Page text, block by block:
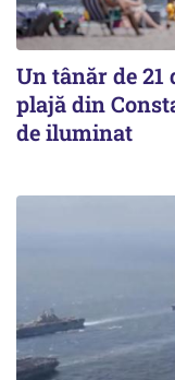
Un tânăr de 21
plajă din
de iluminat